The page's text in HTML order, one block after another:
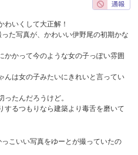
わいくして大正解！
た写真が、かわいい伊野尾の初期かな
かかって今のような女の子っぽい雰囲
んは女の子みたいにきれいと言ってい
たんだろうけど。
するつもりなら建築より毒舌を磨いて
こいい写真をゆーとが撮っていたの